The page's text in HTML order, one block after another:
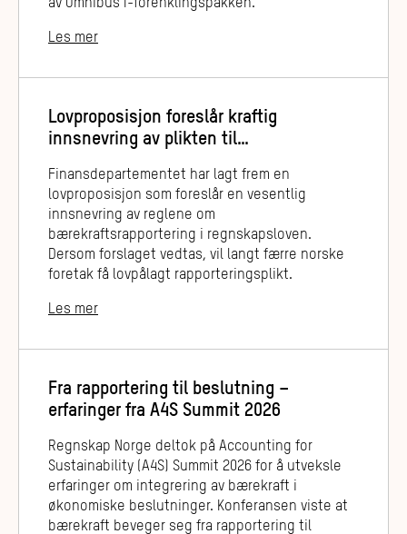
av Omnibus I-forenklingspakken.
Les mer
Lovproposisjon foreslår kraftig
innsnevring av plikten til
Finansdepartementet har lagt frem en
lovproposisjon som foreslår en vesentlig
innsnevring av reglene om
bærekraftsrapportering i regnskapsloven.
Dersom forslaget vedtas, vil langt færre norske
foretak få lovpålagt rapporteringsplikt.
Les mer
Fra rapportering til beslutning –
erfaringer fra A4S Summit 2026
Regnskap Norge deltok på Accounting for
Sustainability (A4S) Summit 2026 for å utveksle
erfaringer om integrering av bærekraft i
økonomiske beslutninger. Konferansen viste at
bærekraft beveger seg fra rapportering til